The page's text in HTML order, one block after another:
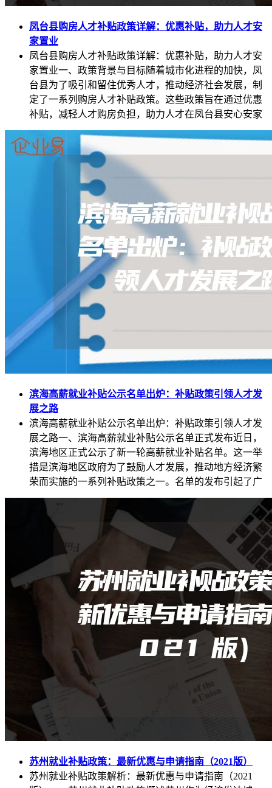
凤台县购房人才补贴政策详解：优惠补贴，助力人才安
家置业
凤台县购房人才补贴政策详解：优惠补贴，助力人才安
家置业一、政策背景与目标随着城市化进程的加快，凤
台县为了吸引和留住优秀人才，推动经济社会发展，制
定了一系列购房人才补贴政策。这些政策旨在通过优惠
补贴，减轻人才购房负担，助力人才在凤台县安心安家
滨海高薪就业补贴公示名单出炉：补贴政策引领人才发
展之路
滨海高薪就业补贴公示名单出炉：补贴政策引领人才发
展之路一、滨海高薪就业补贴公示名单正式发布近日，
滨海地区正式公示了新一轮高薪就业补贴名单。这一举
措是滨海地区政府为了鼓励人才发展，推动地方经济繁
荣而实施的一系列补贴政策之一。名单的发布引起了广
苏州就业补贴政策：最新优惠与申请指南（2021版）
苏州就业补贴政策解析：最新优惠与申请指南（2021